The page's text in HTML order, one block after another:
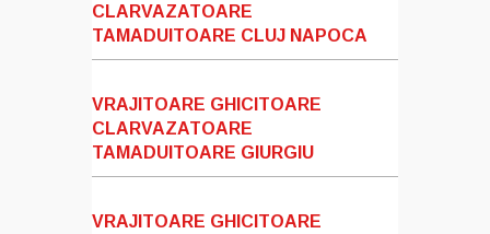
CLARVAZATOARE
TAMADUITOARE CLUJ NAPOCA
VRAJITOARE GHICITOARE
CLARVAZATOARE
TAMADUITOARE GIURGIU
VRAJITOARE GHICITOARE